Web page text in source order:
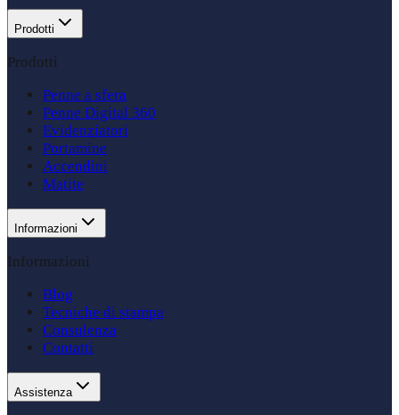
Prodotti
Prodotti
Penne a sfera
Penne Digital 360
Evidenziatori
Portamine
Accendini
Matite
Informazioni
Informazioni
Blog
Tecniche di stampa
Consulenza
Contatti
Assistenza